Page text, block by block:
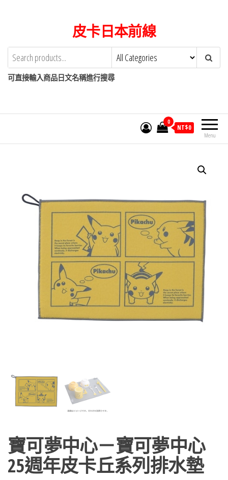
content
皮卡日本前線
可直接輸入商品日文名稱進行搜尋
Menu
0
NT$0
寶可夢中心－寶可夢中心
25週年皮卡丘系列排水墊